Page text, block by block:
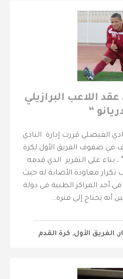
عقد اللاعب البرازيلي
“
الفيصلي قررت إدارة النادي
في صفوف الفريق الأول لكرة
” ، بناء على التقرير الذي قدمه
معاودة الأصابة له حيث
أحد المراكز الطبية في دولة
أنه يحتاج إلى فترة…
, الفريق الأول, كرة القدم